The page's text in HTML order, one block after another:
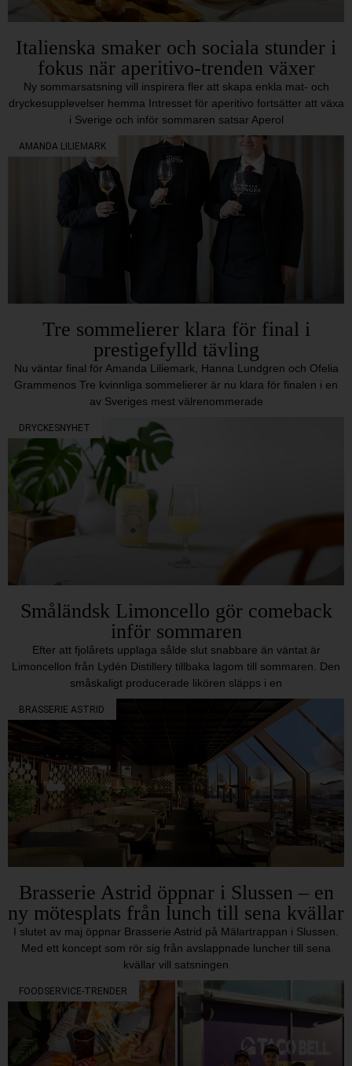
Italienska smaker och sociala stunder i
fokus när aperitivo-trenden växer
Ny sommarsatsning vill inspirera fler att skapa enkla mat- och
dryckesupplevelser hemma Intresset för aperitivo fortsätter att växa
i Sverige och inför sommaren satsar Aperol
AMANDA LILIEMARK
Tre sommelierer klara för final i
prestigefylld tävling
Nu väntar final för Amanda Liliemark, Hanna Lundgren och Ofelia
Grammenos Tre kvinnliga sommelierer är nu klara för finalen i en
av Sveriges mest välrenommerade
DRYCKESNYHET
Småländsk Limoncello gör comeback
inför sommaren
Efter att fjolårets upplaga sålde slut snabbare än väntat är
Limoncellon från Lydén Distillery tillbaka lagom till sommaren. Den
småskaligt producerade likören släpps i en
BRASSERIE ASTRID
Brasserie Astrid öppnar i Slussen – en
ny mötesplats från lunch till sena kvällar
I slutet av maj öppnar Brasserie Astrid på Mälartrappan i Slussen.
Med ett koncept som rör sig från avslappnade luncher till sena
kvällar vill satsningen
FOODSERVICE-TRENDER